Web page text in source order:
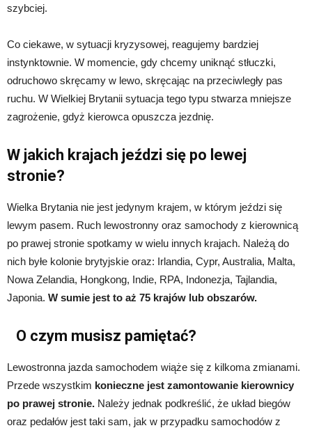
szybciej.
Co ciekawe, w sytuacji kryzysowej, reagujemy bardziej
instynktownie. W momencie, gdy chcemy uniknąć stłuczki,
odruchowo skręcamy w lewo, skręcając na przeciwległy pas
ruchu. W Wielkiej Brytanii sytuacja tego typu stwarza mniejsze
zagrożenie, gdyż kierowca opuszcza jezdnię.
W jakich krajach jeździ się po lewej
stronie?
Wielka Brytania nie jest jedynym krajem, w którym jeździ się
lewym pasem. Ruch lewostronny oraz samochody z kierownicą
po prawej stronie spotkamy w wielu innych krajach. Należą do
nich byłe kolonie brytyjskie oraz: Irlandia, Cypr, Australia, Malta,
Nowa Zelandia, Hongkong, Indie, RPA, Indonezja, Tajlandia,
Japonia. W sumie jest to aż 75 krajów lub obszarów.
O czym musisz pamiętać?
Lewostronna jazda samochodem wiąże się z kilkoma zmianami.
Przede wszystkim konieczne jest zamontowanie kierownicy
po prawej stronie. Należy jednak podkreślić, że układ biegów
oraz pedałów jest taki sam, jak w przypadku samochodów z